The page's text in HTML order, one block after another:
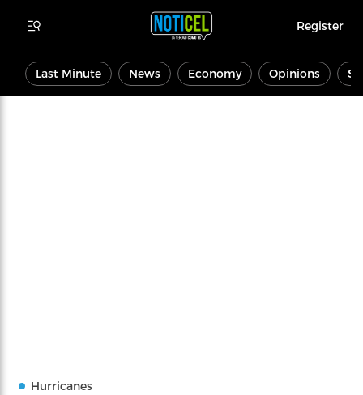
Register
Last Minute News Economy Opinions
Hurricanes